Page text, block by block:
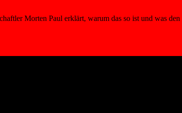
Morten Paul erklärt, warum das so ist und was